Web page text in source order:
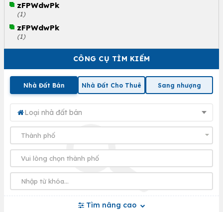
CÔNG CỤ TÌM KIẾM
Nhà Đất Bán Nhà Đất Cho Thuê Sang nhượng
Loại nhà đất bán
Tìm nâng cao
zFPWdwPk
(1)
zFPWdwPk
(1)